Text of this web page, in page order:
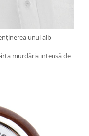
unui alb
murdăria intensă de